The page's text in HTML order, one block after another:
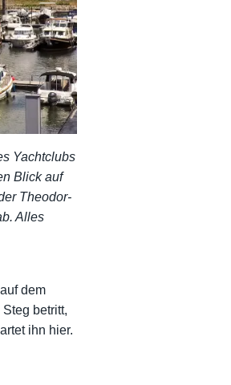
Yachtclubs
Blick auf
Theodor-
Alles
dem
betritt,
ihn hier.